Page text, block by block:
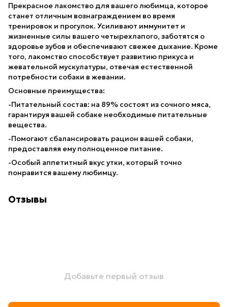
Прекрасное лакомство для вашего любимца, которое
станет отличным вознаграждением во время
тренировок и прогулок. Усиливают иммунитет и
жизненные силы вашего четырехлапого, заботятся о
здоровье зубов и обеспечивают свежее дыхание. Кроме
того, лакомство способствует развитию прикуса и
жевательной мускулатуры, отвечая естественной
потребности собаки в жевании.
Основные преимущества:
-Питательный состав: на 89% состоят из сочного мяса,
гарантируя вашей собаке необходимые питательные
вещества.
-Помогают сбалансировать рацион вашей собаки,
предоставляя ему полноценное питание.
-Особый аппетитный вкус утки, который точно
понравится вашему любимцу.
Отзывы
Добавьте первый отзыв